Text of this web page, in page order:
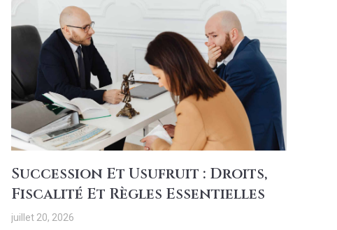
Succession Et Usufruit : Droits,
Fiscalité Et Règles Essentielles
juillet 20, 2026